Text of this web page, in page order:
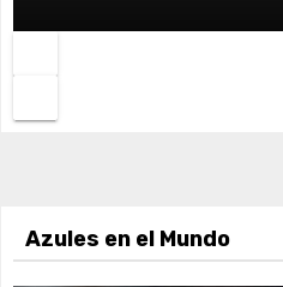
Azules en el Mundo